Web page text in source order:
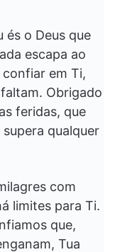
és o Deus que
escapa ao
em Ti,
Obrigado
feridas, que
qualquer
com
limites para Ti.
que,
Tua